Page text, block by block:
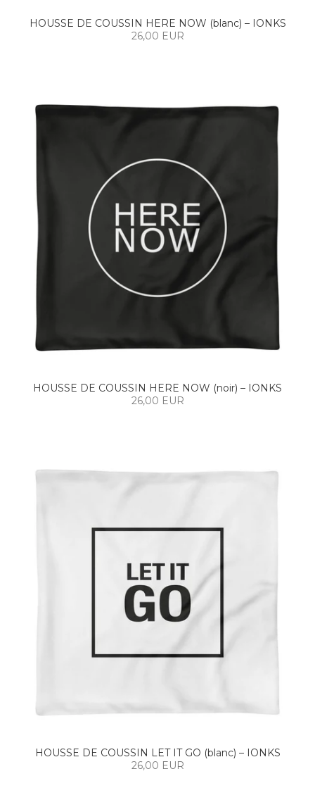
HOUSSE DE COUSSIN HERE NOW (blanc) – IONKS
26,00 EUR
HOUSSE DE COUSSIN HERE NOW (noir) – IONKS
26,00 EUR
HOUSSE DE COUSSIN LET IT GO (blanc) – IONKS
26,00 EUR